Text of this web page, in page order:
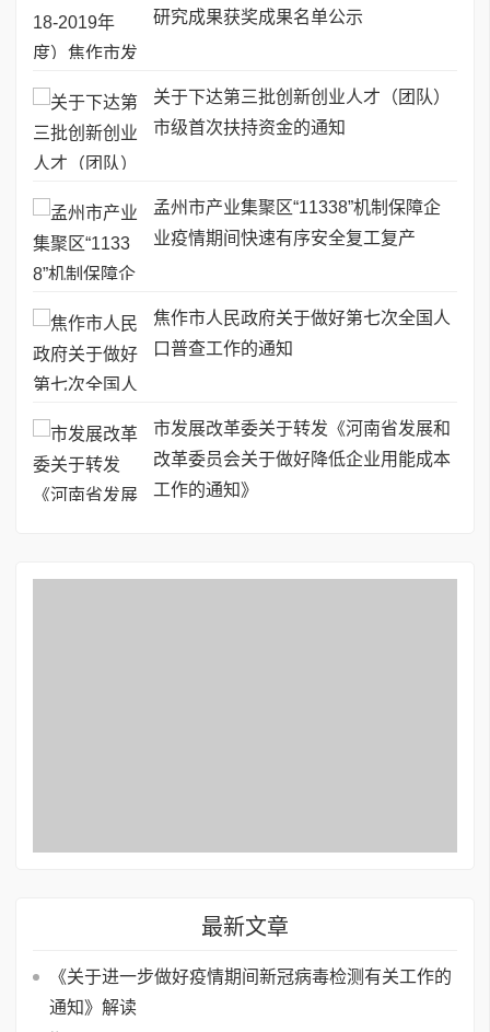
研究成果获奖成果名单公示
关于下达第三批创新创业人才（团队）
市级首次扶持资金的通知
孟州市产业集聚区“11338”机制保障企
业疫情期间快速有序安全复工复产
焦作市人民政府关于做好第七次全国人
口普查工作的通知
市发展改革委关于转发《河南省发展和
改革委员会关于做好降低企业用能成本
工作的通知》
最新文章
《关于进一步做好疫情期间新冠病毒检测有关工作的
通知》解读